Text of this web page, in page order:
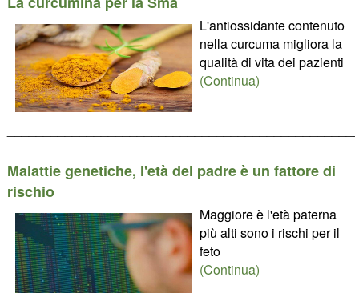
L'antiossidante contenuto
nella curcuma migliora la
qualità di vita dei pazienti
(Continua)
Malattie genetiche, l'età del padre è un fattore di
rischio
Maggiore è l'età paterna
più alti sono i rischi per il
feto
(Continua)